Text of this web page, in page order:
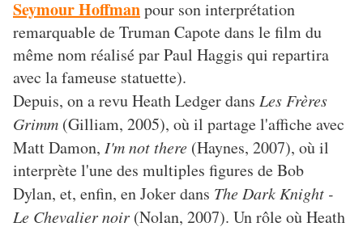
Seymour Hoffmanpour son interprétation
remarquable de Truman Capote dans le film du
même nom réalisé par Paul Haggis qui repartira
avec la fameuse statuette).
Depuis, on a revu Heath Ledger dans Les Frères
Grimm (Gilliam, 2005), où il partage l'affiche avec
Matt Damon, I'm not there (Haynes, 2007), où il
interprète l'une des multiples figures de Bob
Dylan, et, enfin, en Joker dans The Dark Knight -
Le Chevalier noir (Nolan, 2007). Un rôle où Heath